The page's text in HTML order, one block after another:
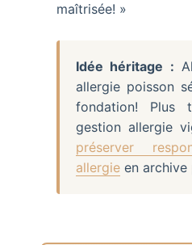
maîtrisée! »
Idée héritage :
allergie poisson
fondation!
gestion allergie
préserver
allergie en archive